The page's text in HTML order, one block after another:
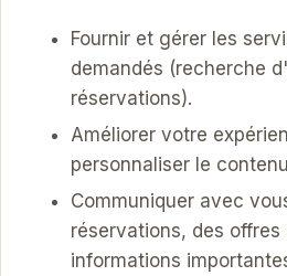
Fournir et gérer les
demandés (recherche
réservations).
Améliorer votre
personnaliser le
Communiquer avec
réservations, des offres
informations